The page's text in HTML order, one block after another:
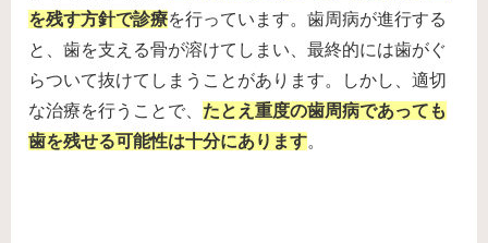
を残す方針で診療を行っています。歯周病が進行する
と、歯を支える骨が溶けてしまい、最終的には歯がぐ
らついて抜けてしまうことがあります。しかし、適切
な治療を行うことで、 たとえ重度の歯周病であっても
歯を残せる可能性は十分にあります。